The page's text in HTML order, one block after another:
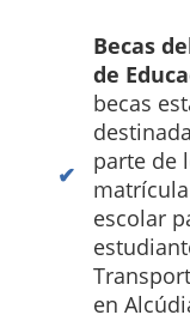
Becas
de
becas
parte de
escolar
en